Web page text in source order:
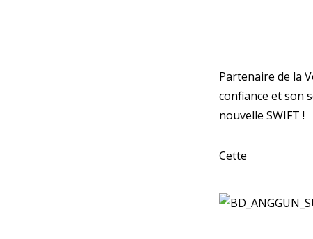
Partenaire de la
confiance et son
nouvelle SWIFT !